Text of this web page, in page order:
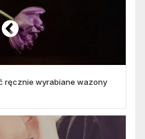
ręcznie wyrabiane wazony